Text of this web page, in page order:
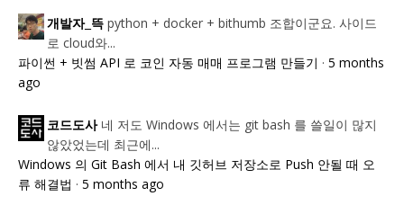
개발자_뜩 python + docker + bithumb 조합이군요. 사이드
로 cloud와...
파이썬 + 빗썸 API 로 코인 자동 매매 프로그램 만들기 · 5 months
ago
코드도사 네 저도 Windows 에서는 git bash 를 쓸일이 많지
않았었는데 최근에...
Windows 의 Git Bash 에서 내 깃허브 저장소로 Push 안될 때 오
류 해결법 · 5 months ago